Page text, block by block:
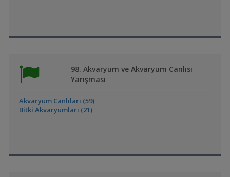
98. Akvaryum ve Akvaryum Canlısı
Yarışması
Akvaryum Canlıları (59)
Bitki Akvaryumları (21)